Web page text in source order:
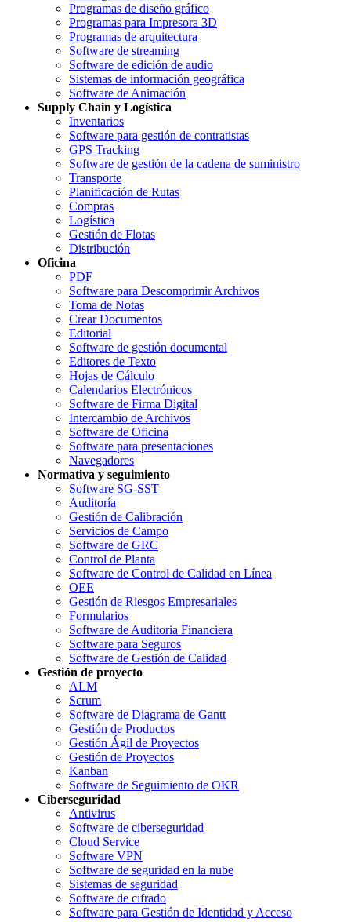
Programas de diseño gráfico
Programas para Impresora 3D
Programas de arquitectura
Software de streaming
Software de edición de audio
Sistemas de información geográfica
Software de Animación
Supply Chain y Logística
Inventarios
Software para gestión de contratistas
GPS Tracking
Software de gestión de la cadena de suministro
Transporte
Planificación de Rutas
Compras
Logística
Gestión de Flotas
Distribución
Oficina
PDF
Software para Descomprimir Archivos
Toma de Notas
Crear Documentos
Editorial
Software de gestión documental
Editores de Texto
Hojas de Cálculo
Calendarios Electrónicos
Software de Firma Digital
Intercambio de Archivos
Software de Oficina
Software para presentaciones
Navegadores
Normativa y seguimiento
Software SG-SST
Auditoría
Gestión de Calibración
Servicios de Campo
Software de GRC
Control de Planta
Software de Control de Calidad en Línea
OEE
Gestión de Riesgos Empresariales
Formularios
Software de Auditoria Financiera
Software para Seguros
Software de Gestión de Calidad
Gestión de proyecto
ALM
Scrum
Software de Diagrama de Gantt
Gestión de Productos
Gestión Ágil de Proyectos
Gestión de Proyectos
Kanban
Software de Seguimiento de OKR
Ciberseguridad
Antivirus
Software de ciberseguridad
Cloud Service
Software VPN
Software de seguridad en la nube
Sistemas de seguridad
Software de cifrado
Software para Gestión de Identidad y Acceso